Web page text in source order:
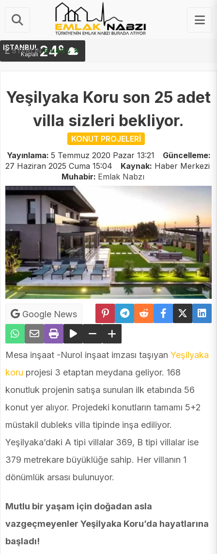
G.ALTIN 6,660.55 ₺
İSTANBUL
Kapalı 24°
Yeşilyaka Koru son 25 adet
villa sizleri bekliyor.
KONUT PROJELERİ
Yayınlama: 5 Temmuz 2020 Pazar 13:21
Güncelleme:
27 Haziran 2025 Cuma 15:04
Kaynak: Haber Merkezi
Muhabir: Emlak Nabzı
Google News
Mesa inşaat -Nurol inşaat imzası taşıyan Yeşilyaka
koru projesi 3 etaptan meydana geliyor. 168
konutluk projenin satışa sunulan ilk etabında 56
konut yer alıyor. Projedeki konutların tamamı 5+2
müstakil dubleks villa tipinde inşa ediliyor.
Yeşilyaka’daki A tipi villalar 369, B tipi villalar ise
379 metrekare büyüklüğe sahip. Her villanın 1
dönümlük arsası bulunuyor.
Mutlu bir yaşam için doğadan asla
vazgeçmeyenler Yeşilyaka Koru’da hayatlarına
başladı!